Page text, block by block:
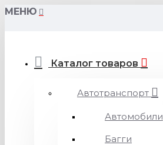
МЕНЮ
Каталог товаров
Автотранспорт
Автомобили
Багги